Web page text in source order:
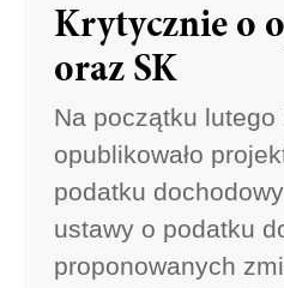
Krytycznie o
oraz SK
Na początku
opublikowało
podatku
ustawy o podatku
proponowanych